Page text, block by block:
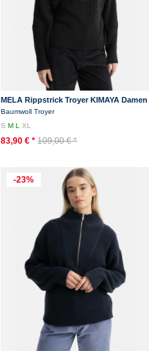
MELA Rippstrick Troyer KIMAYA Damen
Schwarz Baumwolle GOTS Organic
Baumwoll Troyer
SML XL
83,90 € * 109,00 € *
-23%